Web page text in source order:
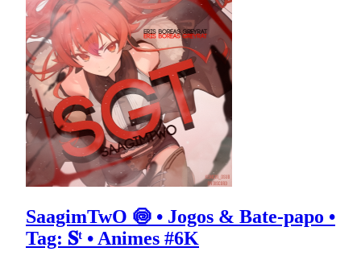
SaagimTwO 🍥 • Jogos & Bate-papo •
Tag: 𝐒ᵗ • Animes #6K